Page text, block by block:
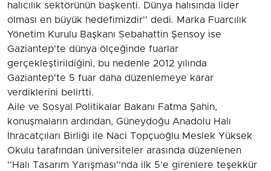
halıcılık sektörünün başkenti. Dünya halısında lider
olması en büyük hedefimizdir'' dedi. Marka Fuarcılık
Yönetim Kurulu Başkanı Sebahattin Şensoy ise
Gaziantep'te dünya ölçeğinde fuarlar
gerçekleştirildiğini, bu nedenle 2012 yılında
Gaziantep'te 5 fuar daha düzenlemeye karar
verdiklerini belirtti.
Aile ve Sosyal Politikalar Bakanı Fatma Şahin,
konuşmaların ardından, Güneydoğu Anadolu Halı
İhracatçıları Birliği ile Naci Topçuoğlu Meslek Yüksek
Okulu tarafından üniversiteler arasında düzenlenen
''Halı Tasarım Yarışması''nda ilk 5'e girenlere teşekkür